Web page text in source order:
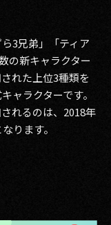
3兄弟」「ティア
の新キャラクター
れた上位3種類を
ャラクターです。
れるのは、2018年
ります。